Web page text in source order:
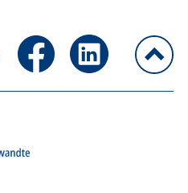
Seite über Facebook teilen
Seite über